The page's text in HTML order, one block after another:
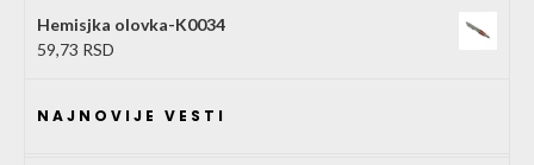
Hemisjka olovka-K0034
59,73 RSD
NAJNOVIJE VESTI